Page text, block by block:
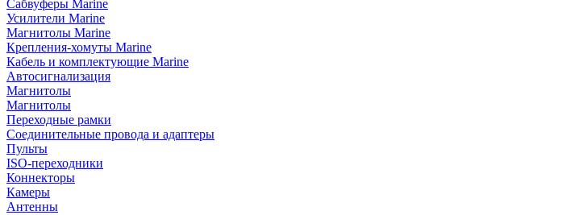
Сабвуферы Marine
Усилители Marine
Магнитолы Marine
Крепления-хомуты Marine
Кабель и комплектующие Marine
Автосигнализация
Магнитолы
Магнитолы
Переходные рамки
Соединительные провода и адаптеры
Пульты
ISO-переходники
Коннекторы
Камеры
Антенны